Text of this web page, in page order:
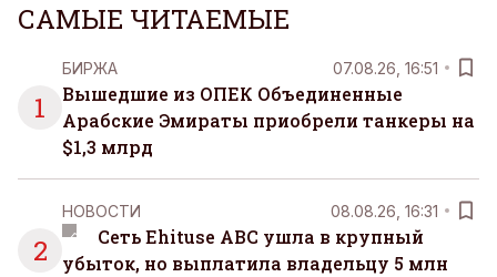
САМЫЕ ЧИТАЕМЫЕ
1
БИРЖА 07.08.26, 16:51
Вышедшие из ОПЕК Объединенные
Арабские Эмираты приобрели танкеры на
$1,3 млрд
2
НОВОСТИ 08.08.26, 16:31
Сеть Ehituse ABC ушла в крупный
убыток, но выплатила владельцу 5 млн